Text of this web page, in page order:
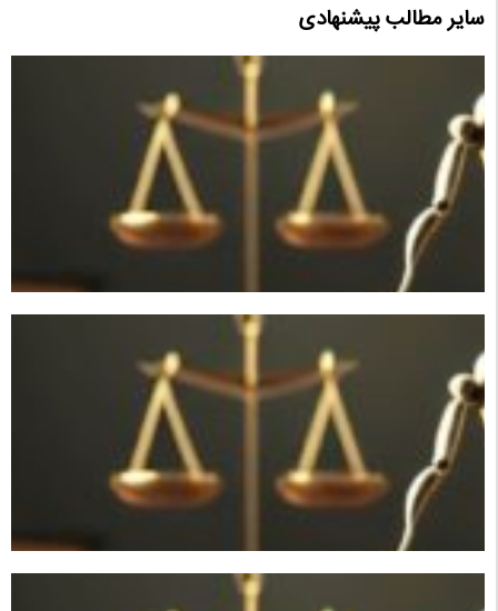
سایر مطالب پیشنهادی